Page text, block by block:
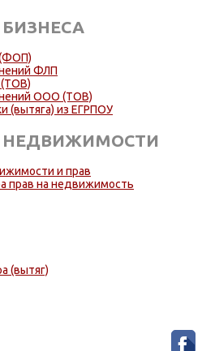
(ФОП)
ФЛП
ООО (ТОВ)
(вытяга) из ЕГРПОУ
НЕДВИЖИМОСТИ
и прав
прав на недвижимость
(вытяг)